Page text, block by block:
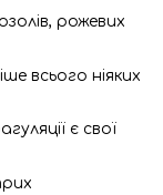
рожевих
всього ніяких
є свої